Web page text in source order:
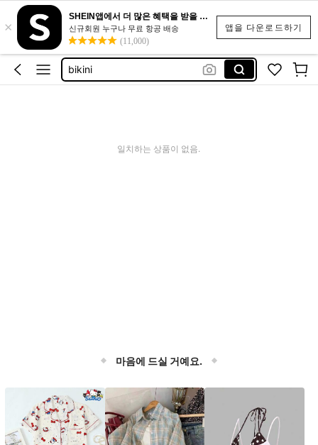
앱을 다운로드하기
×
SHEIN앱에서 더 많은 혜택을 받을 수 있어요.
신규회원 누구나 무료 항공 배송
(11,000)
women clothing casual
swim suit burkini
bikini
swim suit burkini
일치하는 상품이 없음.
마음에 드실 거예요.